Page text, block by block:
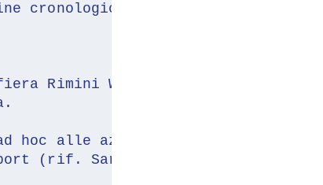
cronologico di arrivo via PEC
Rimini Wellness sarà
hoc alle aziende associate nei
(rif. Sara Zanatta - 041 2517566